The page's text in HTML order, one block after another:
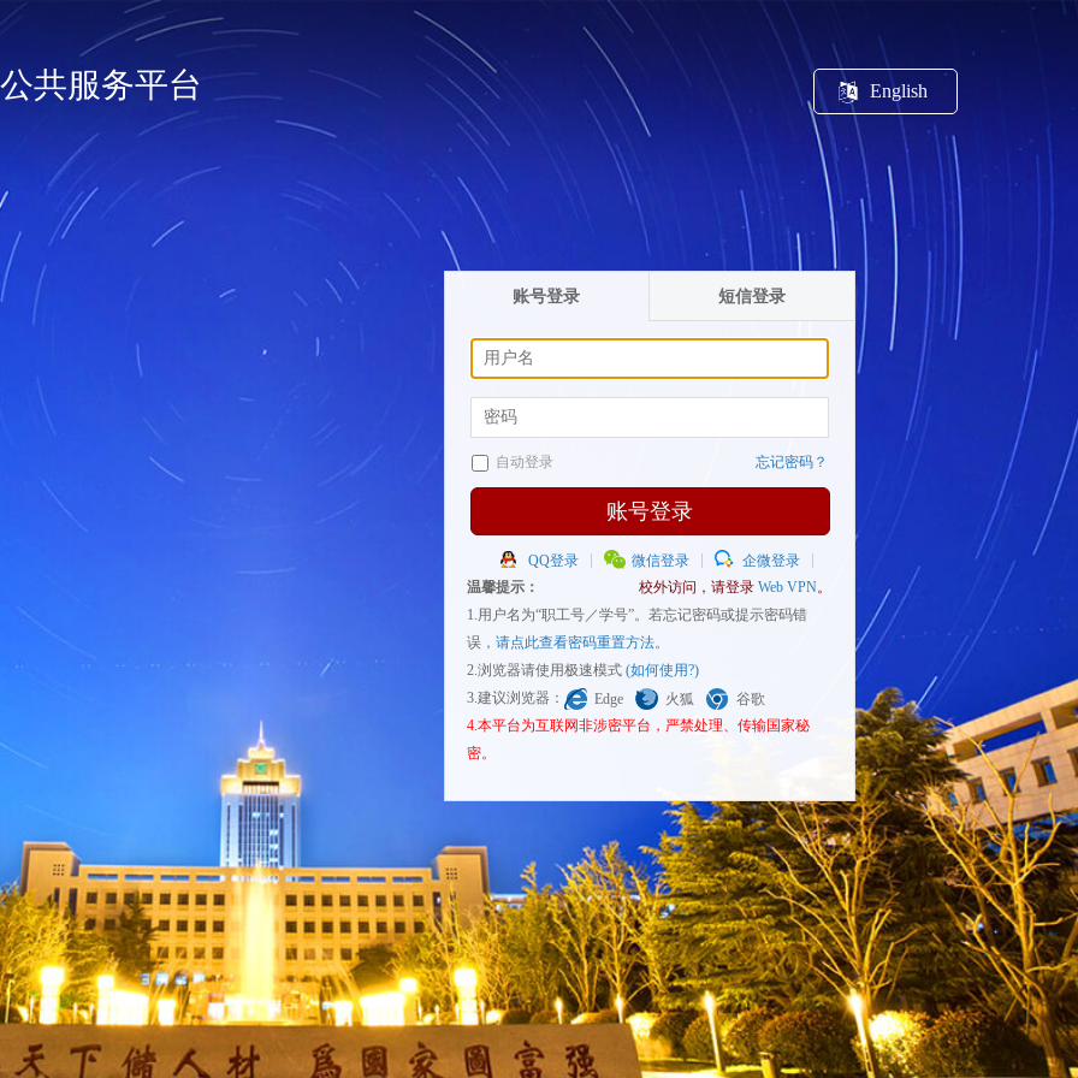
共服务平台 English
账号登录 短信登录
自动登录 忘记密码？
账号登录
QQ登录 微信登录
企微登录
温馨提示：
校外访问，请登录 Web VPN。
1.用户名为“职工号／学号”。若忘记密码或提示密码错
误， 请点此查看密码重置方法。
2.浏览器请使用极速模式 (如何使用?)
3.建议浏览器：
Edge 火狐
谷歌
4.本平台为互联网非涉密平台，严禁处理、传输国家秘
密。